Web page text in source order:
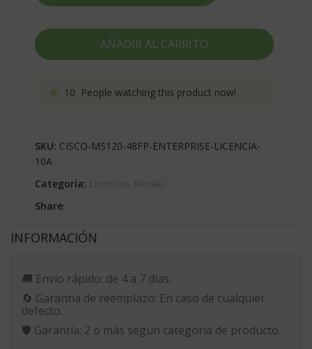
AÑADIR AL CARRITO
10 People watching this product now!
SKU: CISCO-MS120-48FP-ENTERPRISE-LICENCIA-
10A
Categoría:
Share:
INFORMACIÓN
🚚 Envío rápido: de 4 a 7 días.
🔄 Garantía de reemplazo: En caso de cualquier
defecto.
🛡️ Garantía: 2 o más segun categoría de producto.